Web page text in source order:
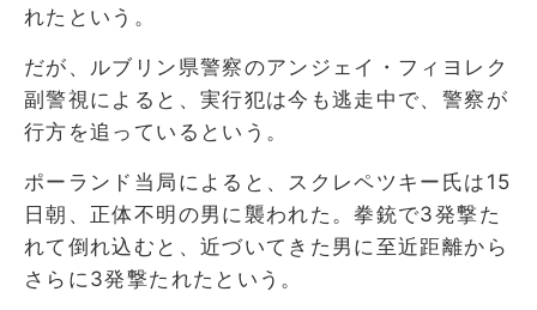
れたという。
だが、ルブリン県警察のアンジェイ・フィヨレク
副警視によると、実行犯は今も逃走中で、警察が
行方を追っているという。
ポーランド当局によると、スクレペツキー氏は15
日朝、正体不明の男に襲われた。拳銃で3発撃た
れて倒れ込むと、近づいてきた男に至近距離から
さらに3発撃たれたという。